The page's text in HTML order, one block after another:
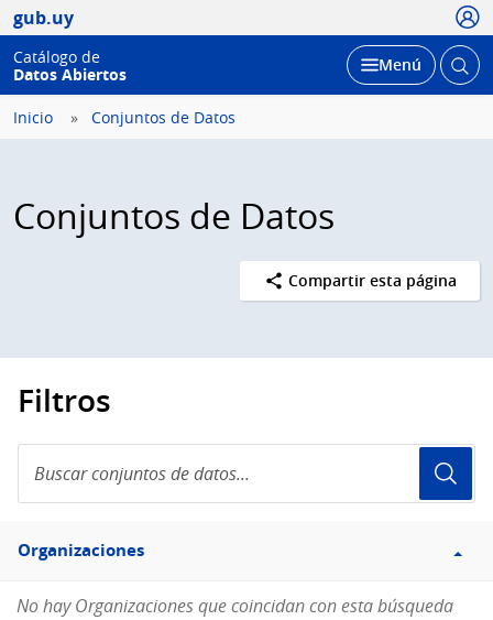
gub.uy
Catálogo de
Datos Abiertos
Desplegar
Menú Abrir
Inicio Conjuntos de Datos
Conjuntos de Datos
Compartir esta página
Filtros
conjuntos
de
Filtro
Organizaciones
Organizaciones
No hay Organizaciones que coincidan con esta búsqueda